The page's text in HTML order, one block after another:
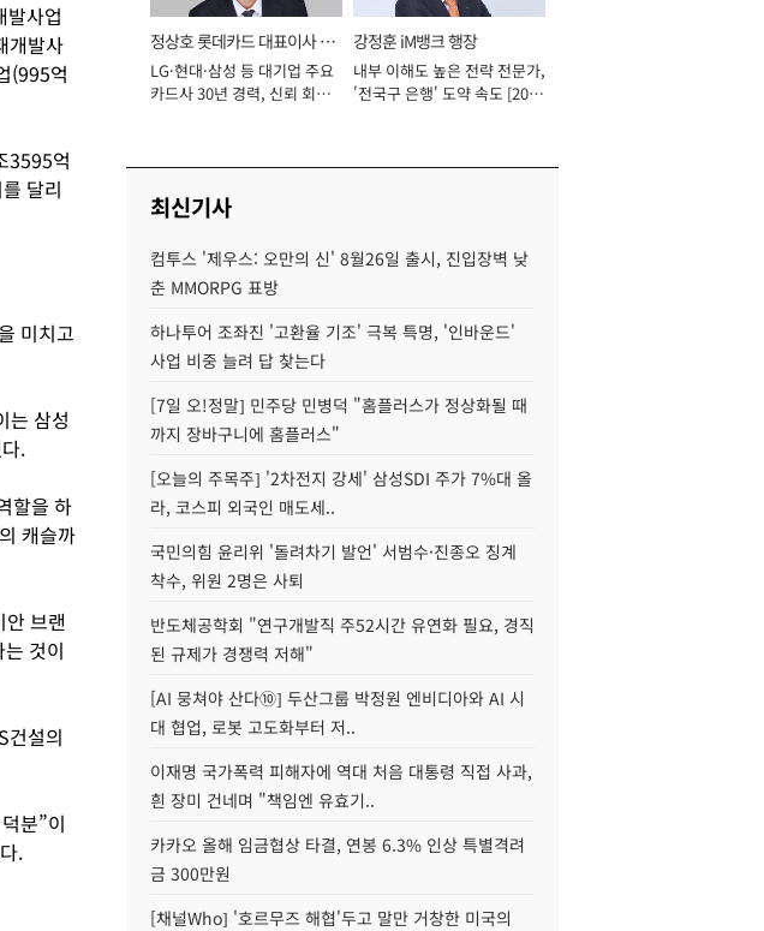
발사업
개발사
(995억
3595억
달리
미치고
는 삼성
.
할을 하
캐슬까
브랜
것이
건설의
분”이
.
정상호 롯데카드 대표이사 사
장
LG·현대·삼성 등 대기업 주요
카드사 30년 경력, 신뢰 회복
강정훈 iM뱅크 행장
내부 이해도 높은 전략 전문가,
'전국구 은행' 도약 속도 [2026
최신기사
컴투스 '제우스: 오만의 신' 8월26일 출시, 진입장벽 낮
춘 MMORPG 표방
하나투어 조좌진 '고환율 기조' 극복 특명, '인바운드'
사업 비중 늘려 답 찾는다
[7일 오!정말] 민주당 민병덕 "홈플러스가 정상화될 때
까지 장바구니에 홈플러스"
[오늘의 주목주] '2차전지 강세' 삼성SDI 주가 7%대 올
라, 코스피 외국인 매도세..
국민의힘 윤리위 '돌려차기 발언' 서범수·진종오 징계
착수, 위원 2명은 사퇴
반도체공학회 "연구개발직 주52시간 유연화 필요, 경직
된 규제가 경쟁력 저해"
[AI 뭉쳐야 산다⑩] 두산그룹 박정원 엔비디아와 AI 시
대 협업, 로봇 고도화부터 저..
이재명 국가폭력 피해자에 역대 처음 대통령 직접 사과,
흰 장미 건네며 "책임엔 유효기..
카카오 올해 임금협상 타결, 연봉 6.3% 인상 특별격려
금 300만원
[채널Who] '호르무즈 해협'두고 말만 거창한 미국의